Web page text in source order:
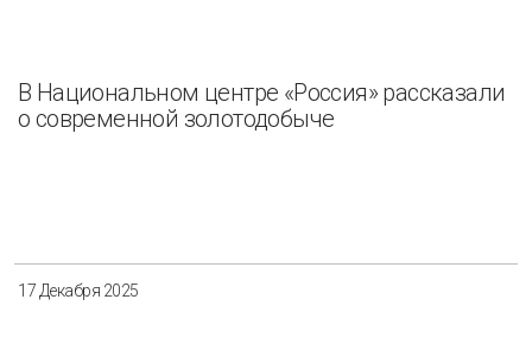
В Национальном центре «Россия» рассказали
о современной золотодобыче
17 Декабря 2025